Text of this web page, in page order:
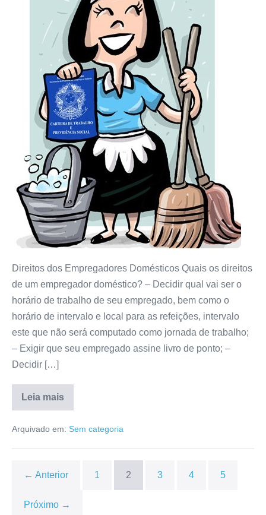
Direitos dos Empregadores Domésticos Quais os direitos
de um empregador doméstico? – Decidir qual vai ser o
horário de trabalho de seu empregado, bem como o
horário de intervalo e local para as refeições, intervalo
este que não será computado como jornada de trabalho;
– Exigir que seu empregado assine livro de ponto; –
Decidir […]
Leia mais
Arquivado em: Sem categoria
← Anterior 1 2 3 4 5
Próximo →